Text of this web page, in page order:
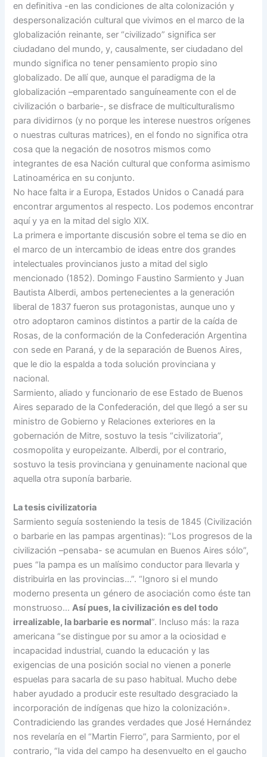
en definitiva -en las condiciones de alta colonización y
despersonalización cultural que vivimos en el marco de la
globalización reinante, ser “civilizado” significa ser
ciudadano del mundo, y, causalmente, ser ciudadano del
mundo significa no tener pensamiento propio sino
globalizado. De allí que, aunque el paradigma de la
globalización –emparentado sanguíneamente con el de
civilización o barbarie-, se disfrace de multiculturalismo
para dividirnos (y no porque les interese nuestros orígenes
o nuestras culturas matrices), en el fondo no significa otra
cosa que la negación de nosotros mismos como
integrantes de esa Nación cultural que conforma asimismo
Latinoamérica en su conjunto.
No hace falta ir a Europa, Estados Unidos o Canadá para
encontrar argumentos al respecto. Los podemos encontrar
aquí y ya en la mitad del siglo XIX.
La primera e importante discusión sobre el tema se dio en
el marco de un intercambio de ideas entre dos grandes
intelectuales provincianos justo a mitad del siglo
mencionado (1852). Domingo Faustino Sarmiento y Juan
Bautista Alberdi, ambos pertenecientes a la generación
liberal de 1837 fueron sus protagonistas, aunque uno y
otro adoptaron caminos distintos a partir de la caída de
Rosas, de la conformación de la Confederación Argentina
con sede en Paraná, y de la separación de Buenos Aires,
que le dio la espalda a toda solución provinciana y
nacional.
Sarmiento, aliado y funcionario de ese Estado de Buenos
Aires separado de la Confederación, del que llegó a ser su
ministro de Gobierno y Relaciones exteriores en la
gobernación de Mitre, sostuvo la tesis “civilizatoria”,
cosmopolita y europeizante. Alberdi, por el contrario,
sostuvo la tesis provinciana y genuinamente nacional que
aquella otra suponía barbarie.
La tesis civilizatoria
Sarmiento seguía sosteniendo la tesis de 1845 (Civilización
o barbarie en las pampas argentinas): “Los progresos de la
civilización –pensaba- se acumulan en Buenos Aires sólo”,
pues “la pampa es un malísimo conductor para llevarla y
distribuirla en las provincias…”. “Ignoro si el mundo
moderno presenta un género de asociación como éste tan
monstruoso…Así pues, la civilización es del todo
irrealizable, la barbarie es normal”. Incluso más: la raza
americana “se distingue por su amor a la ociosidad e
incapacidad industrial, cuando la educación y las
exigencias de una posición social no vienen a ponerle
espuelas para sacarla de su paso habitual. Mucho debe
haber ayudado a producir este resultado desgraciado la
incorporación de indígenas que hizo la colonización».
Contradiciendo las grandes verdades que José Hernández
nos revelaría en el “Martin Fierro”, para Sarmiento, por el
contrario, “la vida del campo ha desenvuelto en el gaucho